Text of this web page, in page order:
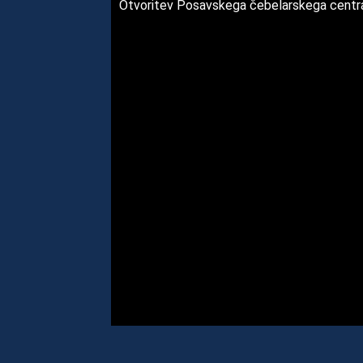
Otvoritev Posavskega čebelarskega